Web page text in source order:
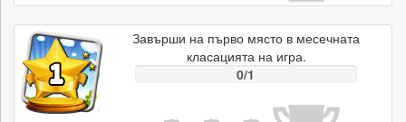
Завърши на първо място в месечната
класацията на игра.
0/1